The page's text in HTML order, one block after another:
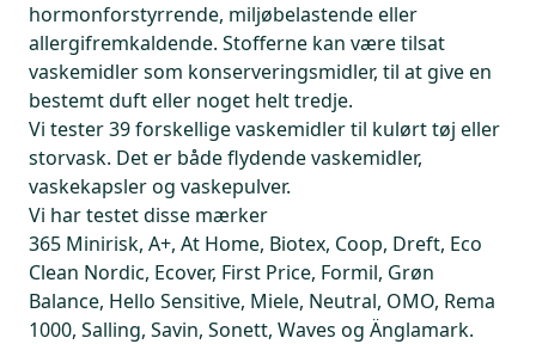
hormonforstyrrende, miljøbelastende eller
allergifremkaldende. Stofferne kan være tilsat
vaskemidler som konserveringsmidler, til at give en
bestemt duft eller noget helt tredje.
Vi tester 39 forskellige vaskemidler til kulørt tøj eller
storvask. Det er både flydende vaskemidler,
vaskekapsler og vaskepulver.
Vi har testet disse mærker
365 Minirisk, A+, At Home, Biotex, Coop, Dreft, Eco
Clean Nordic, Ecover, First Price, Formil, Grøn
Balance, Hello Sensitive, Miele, Neutral, OMO, Rema
1000, Salling, Savin, Sonett, Waves og Änglamark.